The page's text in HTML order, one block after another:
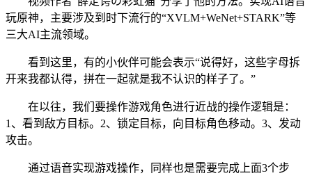
玩原神，主要涉及到时下流行的“XVLM+WeNet+STARK”等
三大AI主流领域。
看到这里，有的小伙伴可能会表示“说得好，这些字母拆
开来我都认得，拼在一起就是我不认识的样子了。”
在以往，我们要操作游戏角色进行近战的操作逻辑是：
1、看到敌方目标。2、锁定目标，向目标角色移动。3、发动
攻击。
通过语音实现游戏操作，同样也是需要完成上面3个步